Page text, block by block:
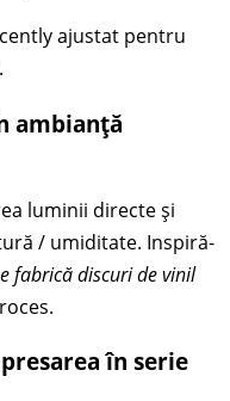
ajustat pentru
ambianță
luminii directe și
/ umiditate. Inspiră-
fabrică discuri de vinil
în serie